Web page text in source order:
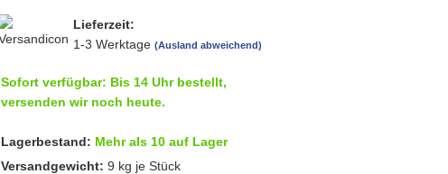
Lieferzeit:
1-3 Werktage (Ausland abweichend)
Sofort verfügbar: Bis 14 Uhr bestellt,
versenden wir noch heute.
Lagerbestand: Mehr als 10 auf Lager
Versandgewicht: 9 kg je Stück